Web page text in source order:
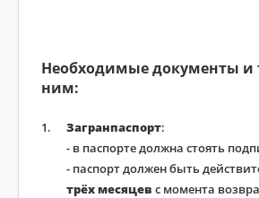
Необходимые документы и
ним:
Загранпаспорт:
- в паспорте должна стоять
- паспорт должен быть
трёх месяцев с момента